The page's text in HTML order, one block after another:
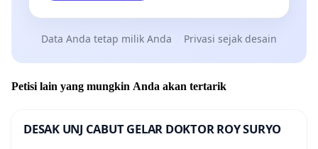
Data Anda tetap milik Anda Privasi sejak desain
Petisi lain yang mungkin Anda akan tertarik
DESAK UNJ CABUT GELAR DOKTOR ROY SURYO